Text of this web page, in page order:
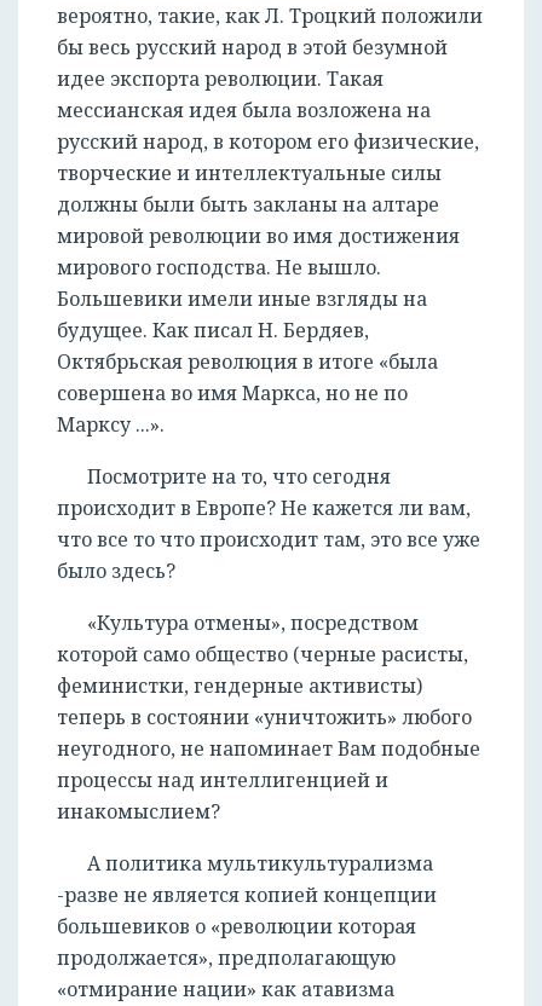
вероятно, такие, как Л. Троцкий положили
бы весь русский народ в этой безумной
идее экспорта революции. Такая
мессианская идея была возложена на
русский народ, в котором его физические,
творческие и интеллектуальные силы
должны были быть закланы на алтаре
мировой революции во имя достижения
мирового господства. Не вышло.
Большевики имели иные взгляды на
будущее. Как писал Н. Бердяев,
Октябрьская революция в итоге «была
совершена во имя Маркса, но не по
Марксу ...».
Посмотрите на то, что сегодня
происходит в Европе? Не кажется ли вам,
что все то что происходит там, это все уже
было здесь?
«Культура отмены», посредством
которой само общество (черные расисты,
феминистки, гендерные активисты)
теперь в состоянии «уничтожить» любого
неугодного, не напоминает Вам подобные
процессы над интеллигенцией и
инакомыслием?
А политика мультикультурализма
-разве не является копией концепции
большевиков о «революции которая
продолжается», предполагающую
«отмирание нации» как атавизма